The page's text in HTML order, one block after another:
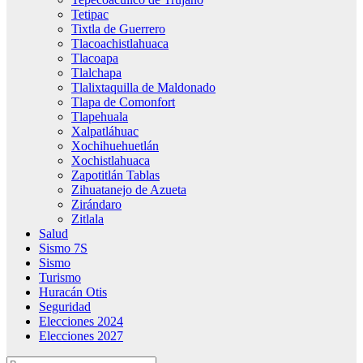
Tetipac
Tixtla de Guerrero
Tlacoachistlahuaca
Tlacoapa
Tlalchapa
Tlalixtaquilla de Maldonado
Tlapa de Comonfort
Tlapehuala
Xalpatláhuac
Xochihuehuetlán
Xochistlahuaca
Zapotitlán Tablas
Zihuatanejo de Azueta
Zirándaro
Zitlala
Salud
Sismo 7S
Sismo
Turismo
Huracán Otis
Seguridad
Elecciones 2024
Elecciones 2027